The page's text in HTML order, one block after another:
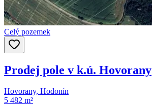
Celý pozemek
Prodej pole v k.ú. Hovorany
Hovorany, Hodonín
5 482 m²